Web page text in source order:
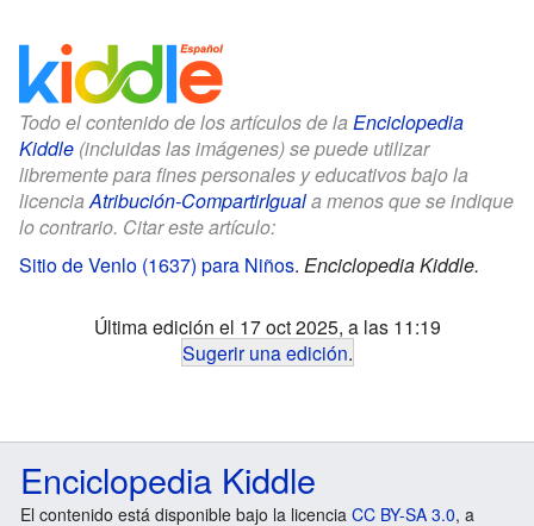
Todo el contenido de los artículos de la Enciclopedia
Kiddle (incluidas las imágenes) se puede utilizar
libremente para fines personales y educativos bajo la
licenciaAtribución-CompartirIguala menos que se indique
lo contrario. Citar este artículo:
Sitio de Venlo (1637) para Niños. Enciclopedia Kiddle.
Última edición el 17 oct 2025, a las 11:19
Sugerir una edición.
Enciclopedia Kiddle
El contenido está disponible bajo la licencia CC BY-SA 3.0, a